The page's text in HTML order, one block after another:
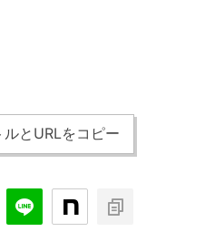
とURLをコピー